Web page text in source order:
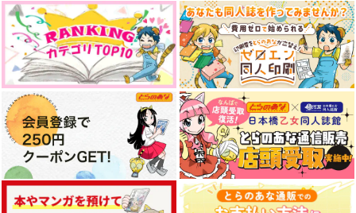
捕食
clockrock
787円（税込）
死が二人を分つとも
カニカマチャーハン
787円 （税込）
シンデレラフューチャ
ー
AnZ館
ビューティフルデイズ
帰路
472円（税込）
呪術廻戦
五条悟×虎杖悠仁
サンプル
カート
彼の人の話
無常讃歌
専売 787円（税込）
呪術廻戦
五条悟×虎杖悠仁
サンプル
カート
好きって言ってよ。下
猿と腰掛
専売 1,572円（税込）
呪術廻戦
五条悟×虎杖悠仁
サンプル
カート